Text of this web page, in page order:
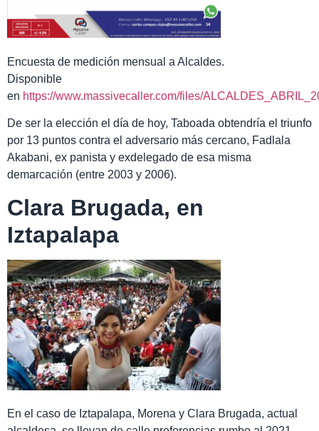
Encuesta de medición mensual a Alcaldes.
Disponible
en https://www.massivecaller.com/files/
De ser la elección el día de hoy, Taboada obtendría el triunfo
por 13 puntos contra el adversario más cercano, Fadlala
Akabani, ex panista y exdelegado de esa misma
demarcación (entre 2003 y 2006).
Clara Brugada, en
Iztapalapa
En el caso de Iztapalapa, Morena y Clara Brugada, actual